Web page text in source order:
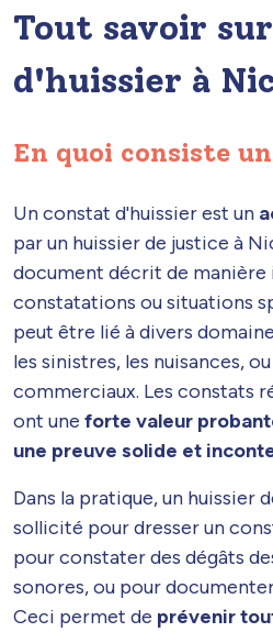
Tout savoir
d'huissier à
En quoi consiste
Un constat d'huissier est un
par un huissier de justice à
document décrit de manière
constatations ou situations
peut être lié à divers
les sinistres, les nuisances,
commerciaux. Les constats
ont une forte valeur
une preuve solide et
Dans la pratique, un huissier
sollicité pour dresser un
pour constater des dégâts
sonores, ou pour
Ceci permet de prévenir